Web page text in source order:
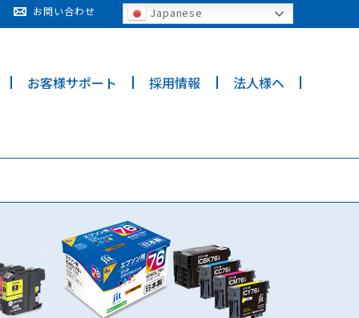
お客様サポート 採用情報 法人様へ
お問い合わせ Japanese
for details and any questions.Yes No